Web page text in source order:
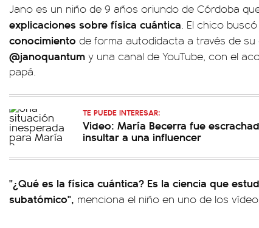
Jano es un niño de 9 años oriundo de Córdoba
explicaciones sobre física cuántica. El chico
conocimiento de forma autodidacta a través de
@janoquantum y una canal de YouTube, con el
papá.
TE PUEDE INTERESAR:
Video: María Becerra fue
insultar a una influencer
"¿Qué es la física cuántica? Es la ciencia que
subatómico", menciona el niño en uno de los